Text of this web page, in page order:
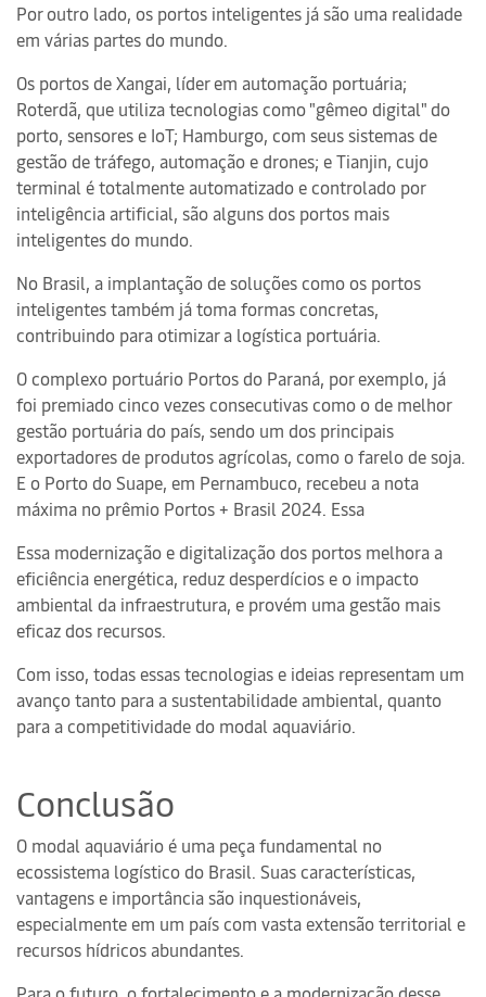
Por outro lado, os portos inteligentes já são uma realidade
em várias partes do mundo.
Os portos de Xangai, líder em automação portuária;
Roterdã, que utiliza tecnologias como "gêmeo digital" do
porto, sensores e IoT; Hamburgo, com seus sistemas de
gestão de tráfego, automação e drones; e Tianjin, cujo
terminal é totalmente automatizado e controlado por
inteligência artificial, são alguns dos portos mais
inteligentes do mundo.
No Brasil, a implantação de soluções como os portos
inteligentes também já toma formas concretas,
contribuindo para otimizar a logística portuária.
O complexo portuário Portos do Paraná, por exemplo, já
foi premiado cinco vezes consecutivas como o de melhor
gestão portuária do país, sendo um dos principais
exportadores de produtos agrícolas, como o farelo de soja.
E o Porto do Suape, em Pernambuco, recebeu a nota
máxima no prêmio Portos + Brasil 2024. Essa
Essa modernização e digitalização dos portos melhora a
eficiência energética, reduz desperdícios e o impacto
ambiental da infraestrutura, e provém uma gestão mais
eficaz dos recursos.
Com isso, todas essas tecnologias e ideias representam um
avanço tanto para a sustentabilidade ambiental, quanto
para a competitividade do modal aquaviário.
Conclusão
O modal aquaviário é uma peça fundamental no
ecossistema logístico do Brasil. Suas características,
vantagens e importância são inquestionáveis,
especialmente em um país com vasta extensão territorial e
recursos hídricos abundantes.